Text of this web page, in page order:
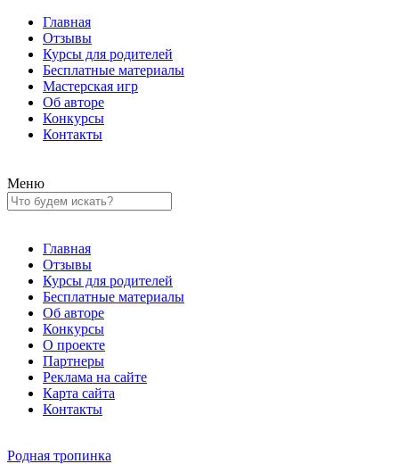
Главная
Отзывы
Курсы для родителей
Бесплатные материалы
Мастерская игр
Об авторе
Конкурсы
Контакты
Меню
Главная
Отзывы
Курсы для родителей
Бесплатные материалы
Об авторе
Конкурсы
О проекте
Партнеры
Реклама на сайте
Карта сайта
Контакты
Родная тропинка